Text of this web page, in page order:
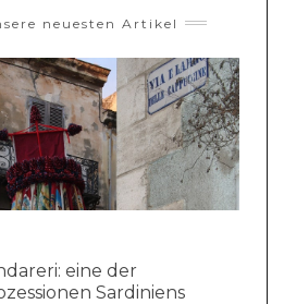
neuesten Artikel
eine der
Sardiniens